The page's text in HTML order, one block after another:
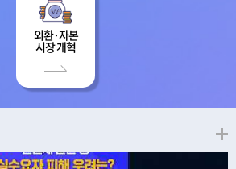
외환·자본
시장 개혁